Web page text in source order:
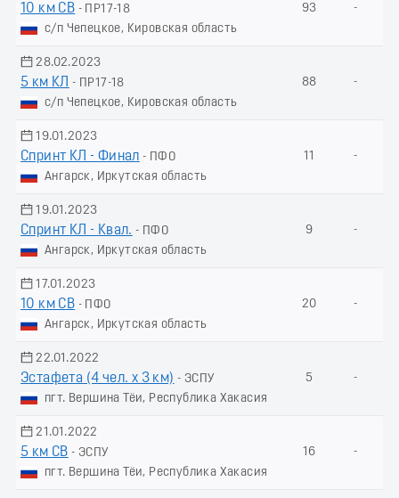
10 км СВ - ПР17-18
с/п Чепецкое, Кировская область
93 -
28.02.2023
5 км КЛ
- ПР17-18
с/п Чепецкое, Кировская область
88 -
19.01.2023
Спринт КЛ - Финал - ПФО
Ангарск, Иркутская область
11 -
19.01.2023
Спринт КЛ - Квал. - ПФО
Ангарск, Иркутская область
9 -
17.01.2023
10 км СВ - ПФО
Ангарск, Иркутская область
20 -
22.01.2022
Эстафета (4 чел. х 3 км) - ЭСПУ
пгт. Вершина Тёи, Республика Хакасия
5 -
21.01.2022
5 км СВ - ЭСПУ
пгт. Вершина Тёи, Республика Хакасия
16 -